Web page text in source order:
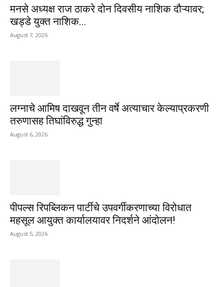
मनसे अध्यक्ष राज ठाकरे दोन दिवसीय नाशिक दौऱ्यावर;
खड्डे युक्त नाशिक...
August 7, 2026
लग्नाचे आमिष दाखवून तीन वर्षे अत्याचार केल्याप्रकरणी
तरुणासह तिघांविरुद्ध गुन्हा
August 6, 2026
पीपल्स रिपब्लिकन पार्टीचे उपवर्गीकरणाच्या विरोधात
महसूल आयुक्त कार्यालयावर निदर्शने आंदोलन!
August 5, 2026